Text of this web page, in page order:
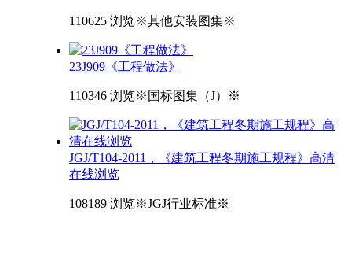
110625 浏览※其他安装图集※
23J909《工程做法》
110346 浏览※国标图集（J）※
JGJ/T104-2011，《建筑工程冬期施工规程》高清
在线浏览
108189 浏览※JGJ行业标准※